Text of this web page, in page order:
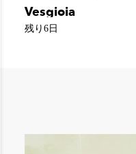
Vesgioia
残り6日